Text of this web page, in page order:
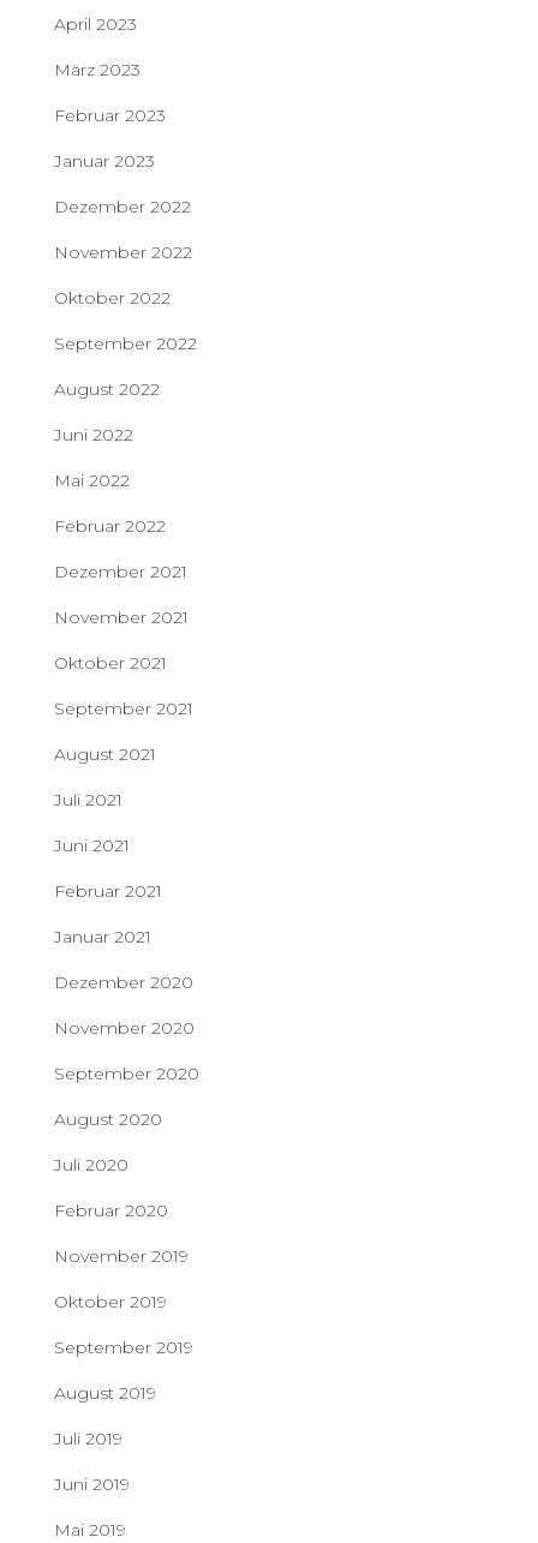
April 2023
März 2023
Februar 2023
Januar 2023
Dezember 2022
November 2022
Oktober 2022
September 2022
August 2022
Juni 2022
Mai 2022
Februar 2022
Dezember 2021
November 2021
Oktober 2021
September 2021
August 2021
Juli 2021
Juni 2021
Februar 2021
Januar 2021
Dezember 2020
November 2020
September 2020
August 2020
Juli 2020
Februar 2020
November 2019
Oktober 2019
September 2019
August 2019
Juli 2019
Juni 2019
Mai 2019